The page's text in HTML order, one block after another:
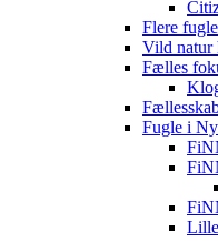
Flere
Vild natur
Fælles
Fugle i